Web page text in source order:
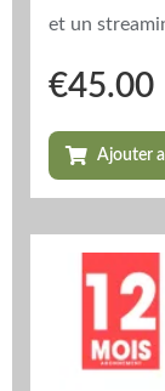
et un
€45.00
Ajouter